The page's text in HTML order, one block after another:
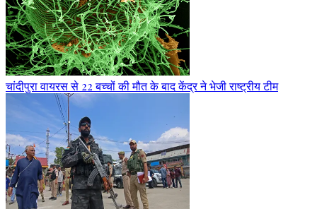
चांदीपुरा वायरस से 22 बच्चों की मौत के बाद केंद्र ने भेजी राष्ट्रीय टीम